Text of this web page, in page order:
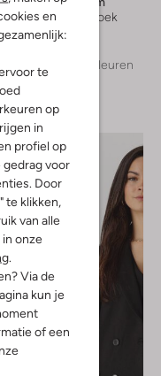
en
te
op
in
profiel op
voor
Door
te klikken,
van alle
onze
Via de
kun je
of een
Flared broek
€ 99,99
+ meer kleuren